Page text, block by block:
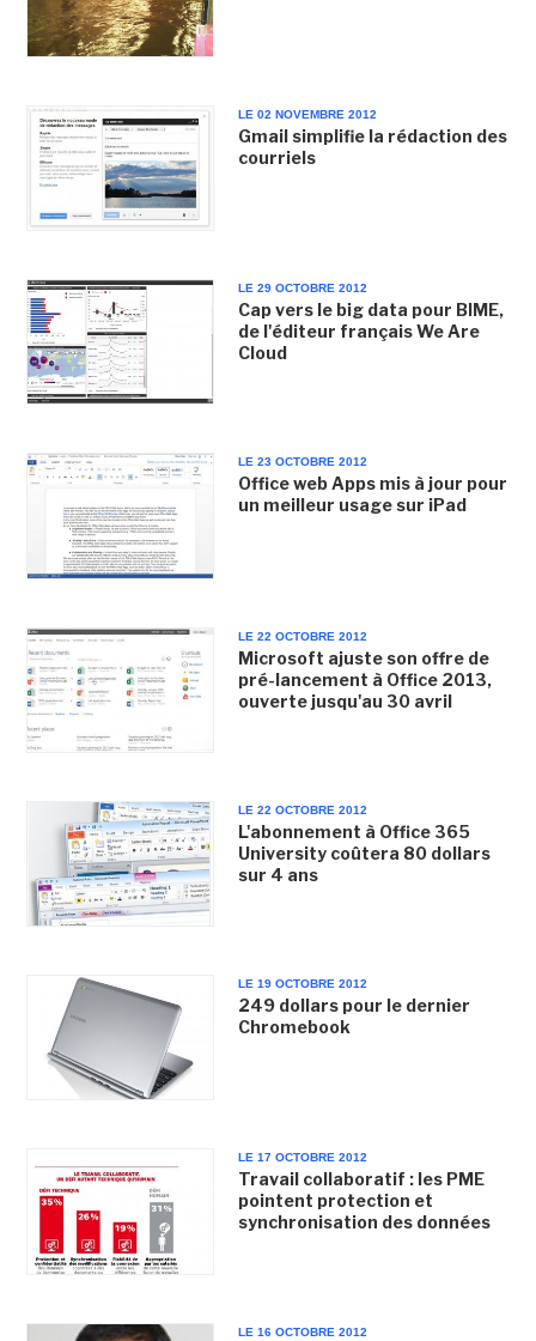
LE 02 NOVEMBRE 2012
Gmail simplifie la rédaction des
courriels
LE 29 OCTOBRE 2012
Cap vers le big data pour BIME,
de l'éditeur français We Are
Cloud
LE 23 OCTOBRE 2012
Office web Apps mis à jour pour
un meilleur usage sur iPad
LE 22 OCTOBRE 2012
Microsoft ajuste son offre de
pré-lancement à Office 2013,
ouverte jusqu'au 30 avril
LE 22 OCTOBRE 2012
L'abonnement à Office 365
University coûtera 80 dollars
sur 4 ans
LE 19 OCTOBRE 2012
249 dollars pour le dernier
Chromebook
LE 17 OCTOBRE 2012
Travail collaboratif : les PME
pointent protection et
synchronisation des données
LE 16 OCTOBRE 2012